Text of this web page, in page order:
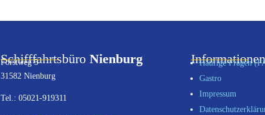
SchifffahrtsbüroNienburg
Forstweg 5
31582 Nienburg
Tel.: 05021-919311
Häufige Fragen
Gastro
Impressum